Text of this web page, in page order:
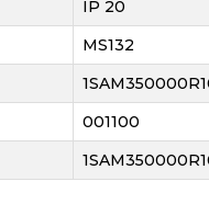
IP 20
MS132
001100